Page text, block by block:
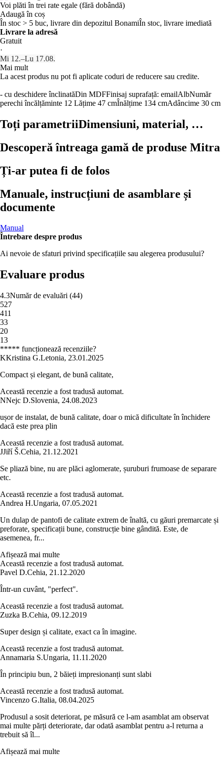
Voi plăti în trei rate egale (fără dobândă)
Adaugă în coș
În stoc > 5 buc, livrare din depozitul BonamiÎn stoc, livrare imediată
Livrare la adresă
Gratuit
·
Mi 12.–Lu 17.08.
Mai mult
La acest produs nu pot fi aplicate coduri de reducere sau credite.
- cu deschidere înclinatăDin MDFFinisaj suprafață: emailAlbNumăr
perechi încălțăminte 12 Lățime 47 cmÎnălțime 134 cmAdâncime 30 cm
Toți parametriiDimensiuni, material, …
Descoperă întreaga gamă de produse Mitra
Ți-ar putea fi de folos
Manuale, instrucțiuni de asamblare și
documente
Manual
Întrebare despre produs
Ai nevoie de sfaturi privind specificațiile sau alegerea produsului?
Evaluare produs
4.3Număr de evaluări (44)
527
411
33
20
13
***** funcționează recenziile?
KKristina G.Letonia, 23.01.2025
Compact și elegant, de bună calitate,
Această recenzie a fost tradusă automat.
NNejc D.Slovenia, 24.08.2023
ușor de instalat, de bună calitate, doar o mică dificultate în închidere
dacă este prea plin
Această recenzie a fost tradusă automat.
JJiří Š.Cehia, 21.12.2021
Se pliază bine, nu are plăci aglomerate, șuruburi frumoase de separare
etc.
Această recenzie a fost tradusă automat.
Andrea H.Ungaria, 07.05.2021
Un dulap de pantofi de calitate extrem de înaltă, cu găuri premarcate și
preforate, specificații bune, construcție bine gândită. Este, de
asemenea, fr...
Afișează mai multe
Această recenzie a fost tradusă automat.
Pavel D.Cehia, 21.12.2020
Într-un cuvânt, "perfect".
Această recenzie a fost tradusă automat.
Zuzka B.Cehia, 09.12.2019
Super design și calitate, exact ca în imagine.
Această recenzie a fost tradusă automat.
Annamaria S.Ungaria, 11.11.2020
În principiu bun, 2 băieți impresionanți sunt slabi
Această recenzie a fost tradusă automat.
Vincenzo G.Italia, 08.04.2025
Produsul a sosit deteriorat, pe măsură ce l-am asamblat am observat
mai multe părți deteriorate, dar odată asamblat pentru a-l returna a
trebuit să îl...
Afișează mai multe